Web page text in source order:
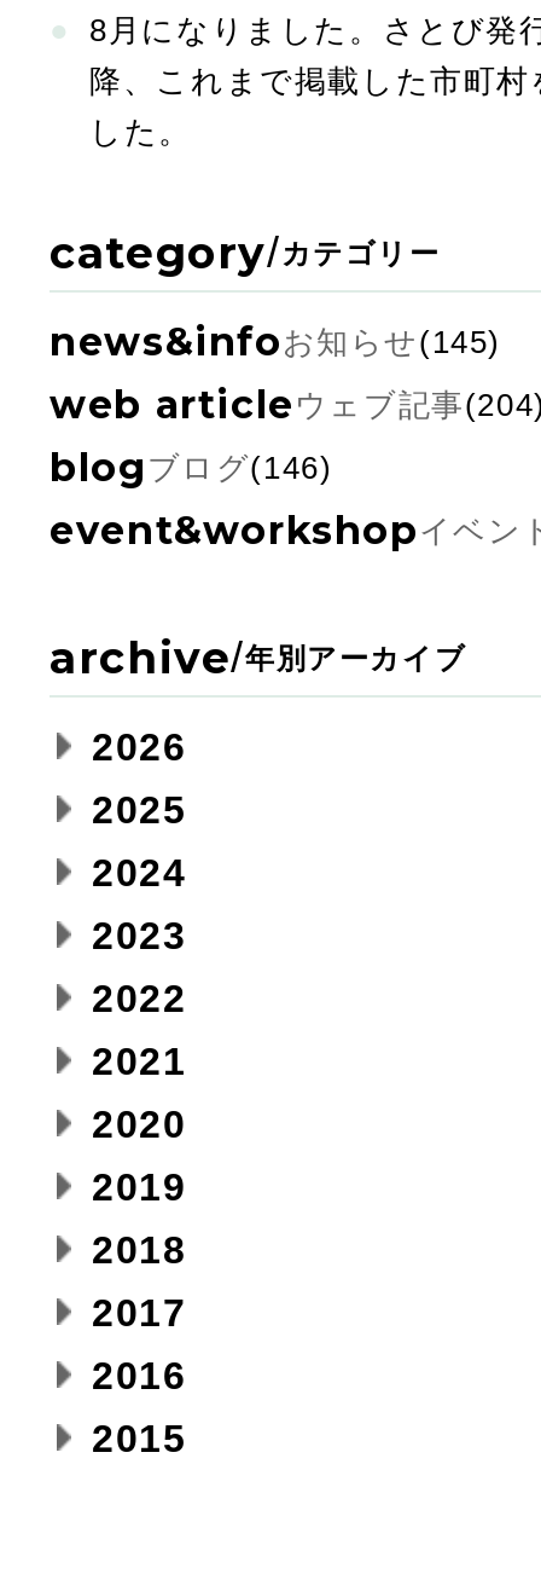
8月になりました。さとび発
降、これまで掲載した市町
した。
category/カテゴリー
news&infoお知らせ(145)
web article ウェブ記事
blog ブログ(146)
event&workshopイベン
archive/年別アーカイブ
2026
2025
2024
2023
2022
2021
2020
2019
2018
2017
2016
2015